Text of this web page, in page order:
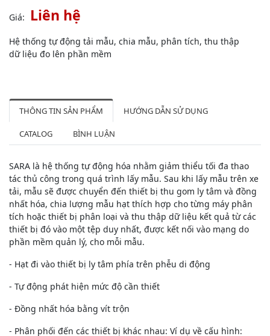
Giá: Liên hệ
Hệ thống tự động tải mẫu, chia mẫu, phân tích, thu thập
dữ liệu đo lên phần mềm
THÔNG TIN SẢN PHẨM HƯỚNG DẪN SỬ DỤNG
CATALOG BÌNH LUẬN
SARA là hệ thống tự động hóa nhằm giảm thiểu tối đa thao
tác thủ công trong quá trình lấy mẫu. Sau khi lấy mẫu trên xe
tải, mẫu sẽ được chuyển đến thiết bị thu gom ly tâm và đồng
nhất hóa, chia lượng mẫu hạt thích hợp cho từng máy phân
tích hoặc thiết bị phân loại và thu thập dữ liệu kết quả từ các
thiết bị đó vào một tệp duy nhất, được kết nối vào mạng do
phần mềm quản lý, cho mỗi mẫu.
- Hạt đi vào thiết bị ly tâm phía trên phễu di động
- Tự động phát hiện mức độ cần thiết
- Đồng nhất hóa bằng vít trộn
- Phân phối đến các thiết bị khác nhau: Ví dụ về cấu hình: